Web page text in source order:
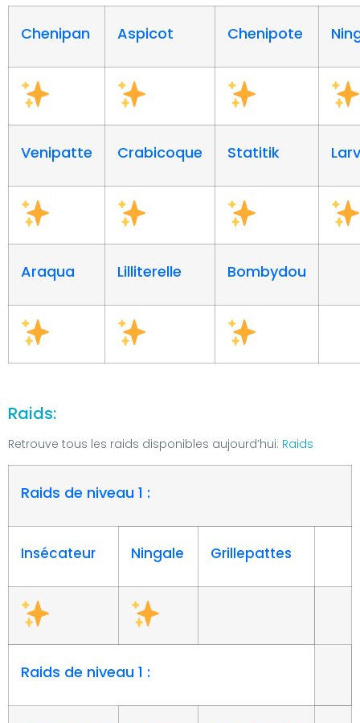
Chenipan Aspicot Chenipote
Venipatte Crabicoque Statitik
Araqua Lilliterelle Bombydou
Raids:
Retrouve tous les raids disponibles aujourd’hui: Raids
Raids de niveau 1 :
Insécateur Ningale Grillepattes
Raids de niveau 1 :